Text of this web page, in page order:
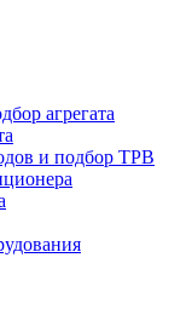
агрегата
и подбор ТРВ